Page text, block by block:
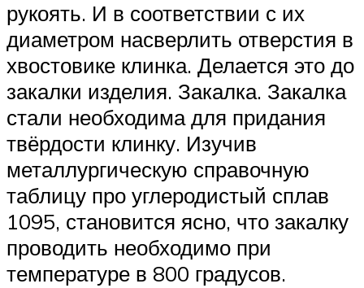
рукоять. И в соответствии с их
диаметром насверлить отверстия в
хвостовике клинка. Делается это до
закалки изделия. Закалка. Закалка
стали необходима для придания
твёрдости клинку. Изучив
металлургическую справочную
таблицу про углеродистый сплав
1095, становится ясно, что закалку
проводить необходимо при
температуре в 800 градусов.